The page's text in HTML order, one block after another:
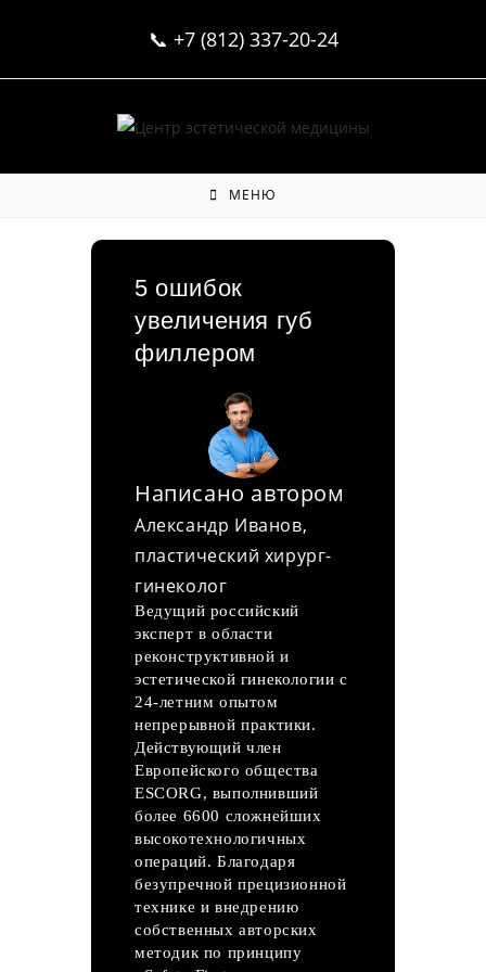
📞 +7 (812) 337-20-24
МЕНЮ
5 ошибок
увеличения губ
филлером
Написано автором
Александр Иванов,
пластический хирург-
гинеколог
Ведущий российский
эксперт в области
реконструктивной и
эстетической гинекологии с
24-летним опытом
непрерывной практики.
Действующий член
Европейского общества
ESCORG, выполнивший
более 6600 сложнейших
высокотехнологичных
операций. Благодаря
безупречной прецизионной
технике и внедрению
собственных авторских
методик по принципу